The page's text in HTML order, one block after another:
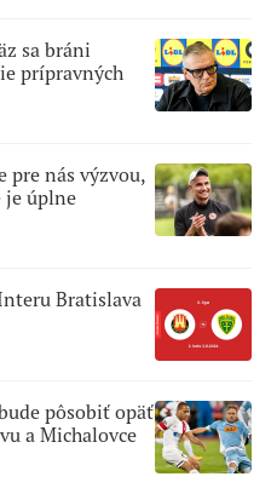
sa bráni
prípravných
pre nás výzvou,
je úplne
Bratislava
pôsobiť opäť
a Michalovce